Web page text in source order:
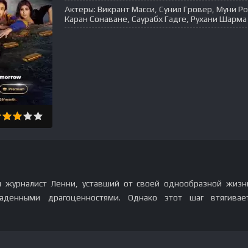
Актеры: Викрант Масси, Сунил Гровер, Муни
Каран Сонаване, Саурабх Гадге, Рухани Шарма
журналист Ленни, уставший от своей однообразной
драгоценностями. Однако этот шаг